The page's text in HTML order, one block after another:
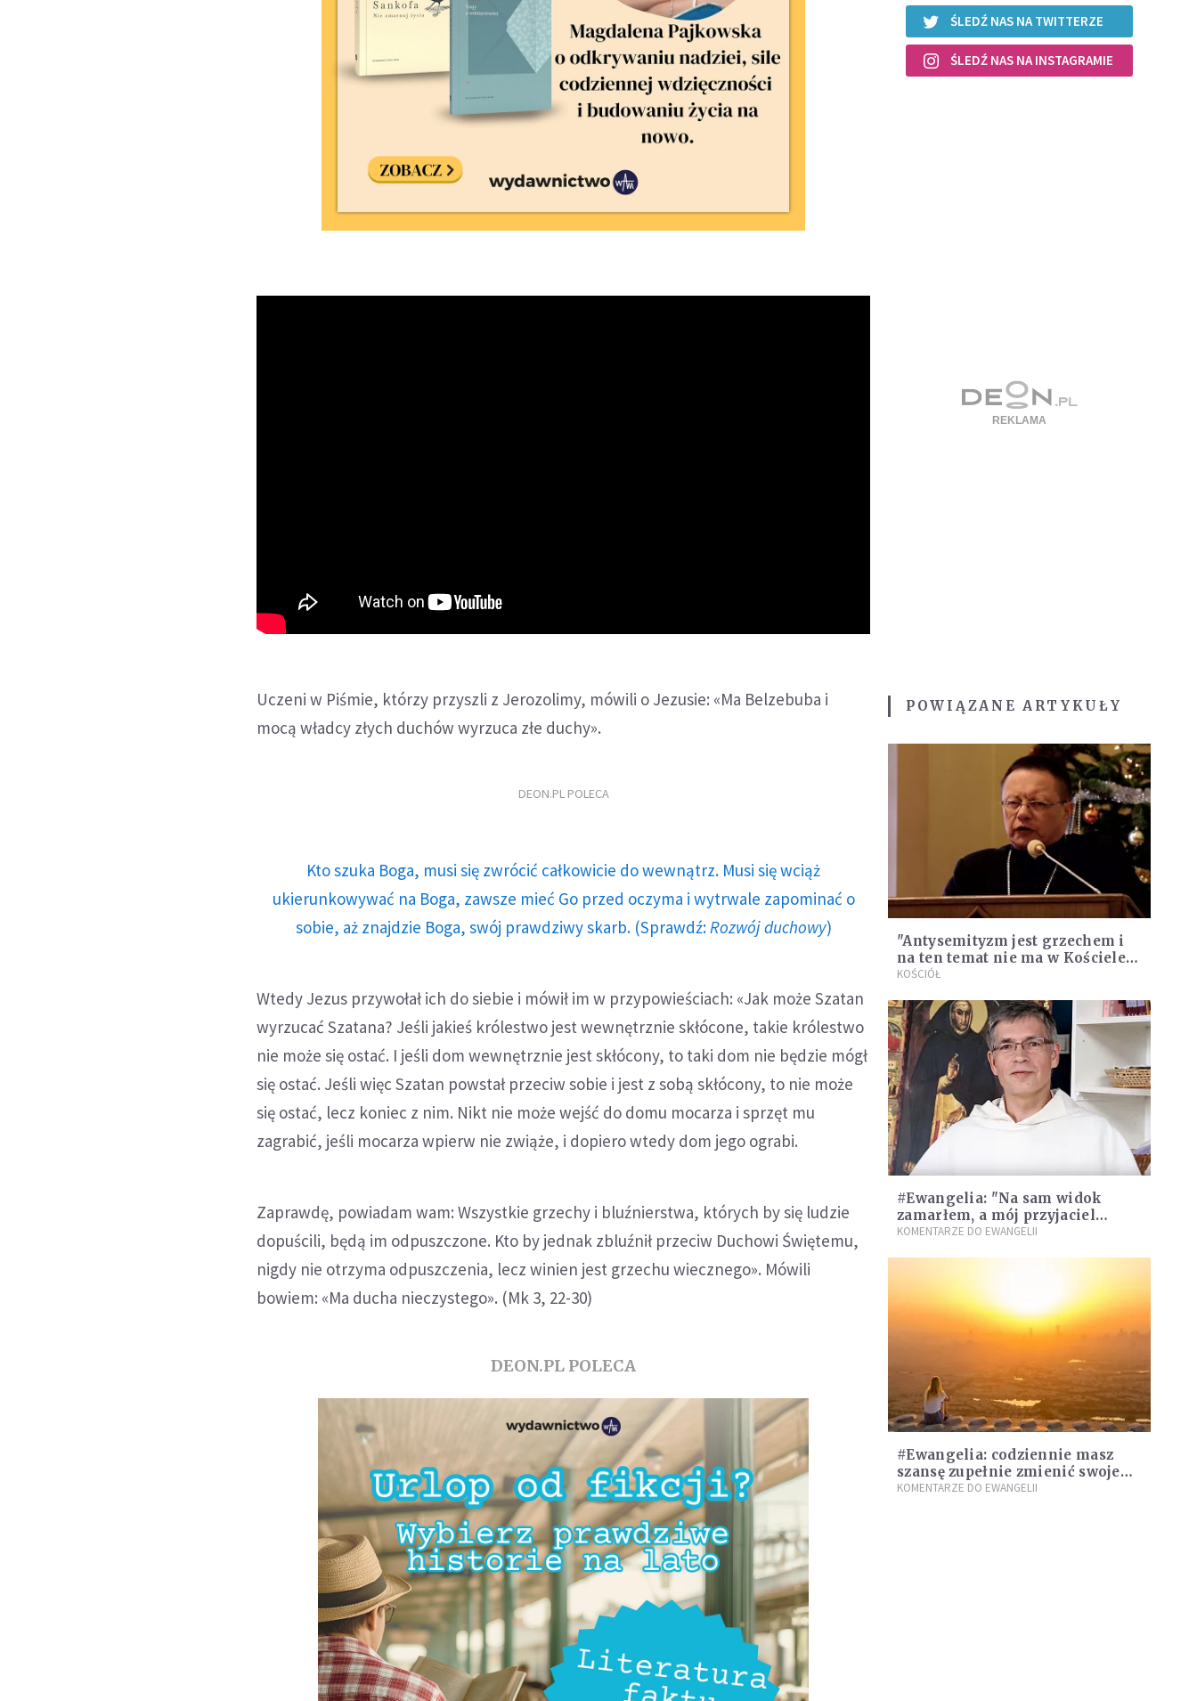
Uczeni w Piśmie, którzy przyszli z Jerozolimy, mówili o Jezusie: «Ma Belzebuba i
mocą władcy złych duchów wyrzuca złe duchy».
DEON.PL POLECA
Kto szuka Boga, musi się zwrócić całkowicie do wewnątrz. Musi się wciąż
ukierunkowywać na Boga, zawsze mieć Go przed oczyma i wytrwale zapominać o
sobie, aż znajdzie Boga, swój prawdziwy skarb. (Sprawdź: Rozwój duchowy)
Wtedy Jezus przywołał ich do siebie i mówił im w przypowieściach: «Jak może Szatan
wyrzucać Szatana? Jeśli jakieś królestwo jest wewnętrznie skłócone, takie królestwo
nie może się ostać. I jeśli dom wewnętrznie jest skłócony, to taki dom nie będzie mógł
się ostać. Jeśli więc Szatan powstał przeciw sobie i jest z sobą skłócony, to nie może
się ostać, lecz koniec z nim. Nikt nie może wejść do domu mocarza i sprzęt mu
zagrabić, jeśli mocarza wpierw nie zwiąże, i dopiero wtedy dom jego ograbi.
Zaprawdę, powiadam wam: Wszystkie grzechy i bluźnierstwa, których by się ludzie
dopuścili, będą im odpuszczone. Kto by jednak zbluźnił przeciw Duchowi Świętemu,
nigdy nie otrzyma odpuszczenia, lecz winien jest grzechu wiecznego». Mówili
bowiem: «Ma ducha nieczystego». (Mk 3, 22-30)
DEON.PL POLECA
ŚLEDŹ NAS NA TWITTERZE
ŚLEDŹ NAS NA INSTAGRAMIE
POWIĄZANE ARTYKUŁY
"Antysemityzm jest grzechem i
na ten temat nie ma w Kościele
żadnej dyskusji"
KOŚCIÓŁ
#Ewangelia: "Na sam widok
zamarłem, a mój przyjaciel
zrobił to, odwołując się w głowie
KOMENTARZE DO EWANGELII
#Ewangelia: codziennie masz
szansę zupełnie zmienić swoje
życie. Co trzeba zrobić?
KOMENTARZE DO EWANGELII